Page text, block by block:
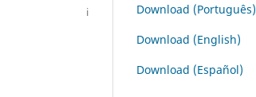
i
Download (Português)
Download (English)
Download (Español)